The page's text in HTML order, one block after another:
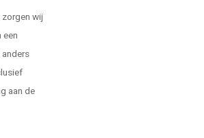
wij
aan de